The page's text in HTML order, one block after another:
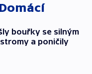
Domácí
bouřky se silným
a poničily